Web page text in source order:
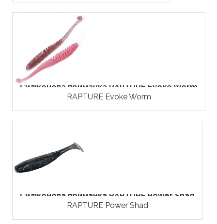
Силіконова приманка RAPTURE Evoke Worm
RAPTURE Evoke Worm
Силіконова приманка RAPTURE Power Shad
RAPTURE Power Shad